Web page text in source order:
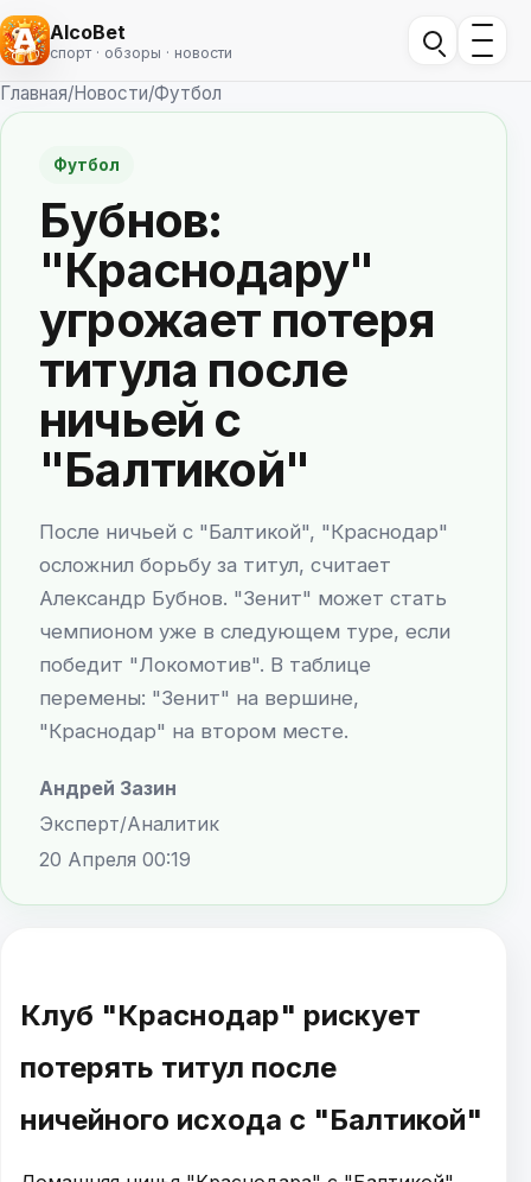
AlcoBet
спорт · обзоры · новости
Главная/Новости/Футбол
Футбол
Бубнов:
"Краснодару"
угрожает потеря
титула после
ничьей с
"Балтикой"
После ничьей с "Балтикой", "Краснодар"
осложнил борьбу за титул, считает
Александр Бубнов. "Зенит" может стать
чемпионом уже в следующем туре, если
победит "Локомотив". В таблице
перемены: "Зенит" на вершине,
"Краснодар" на втором месте.
Андрей Зазин
Эксперт/Аналитик
20 Апреля 00:19
Клуб "Краснодар" рискует
потерять титул после
ничейного исхода с "Балтикой"